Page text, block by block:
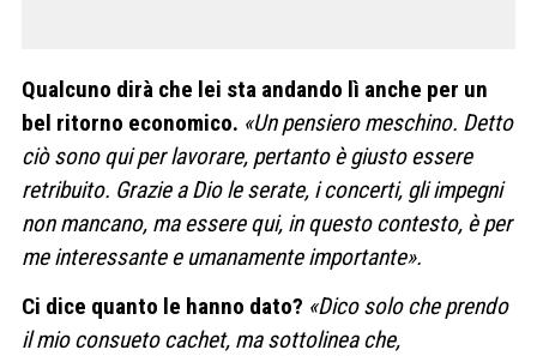
Qualcuno dirà che lei sta andando lì anche per un
bel ritorno economico. «Un pensiero meschino. Detto
ciò sono qui per lavorare, pertanto è giusto essere
retribuito. Grazie a Dio le serate, i concerti, gli impegni
non mancano, ma essere qui, in questo contesto, è per
me interessante e umanamente importante».
Ci dice quanto le hanno dato? «Dico solo che prendo
il mio consueto cachet, ma sottolinea che,